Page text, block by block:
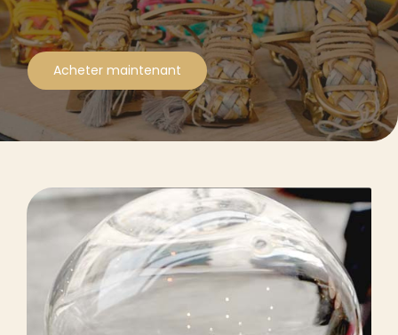
Acheter maintenant